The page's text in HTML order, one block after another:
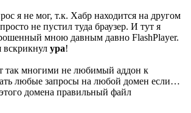
я не мог, т.к. Хабр находится на другом
не пустил туда браузер. И тут я
мною давным давно FlashPlayer.
вскрикнул ура!
так многими не любимый аддон к
любые запросы на любой домен если…
домена правильный файл